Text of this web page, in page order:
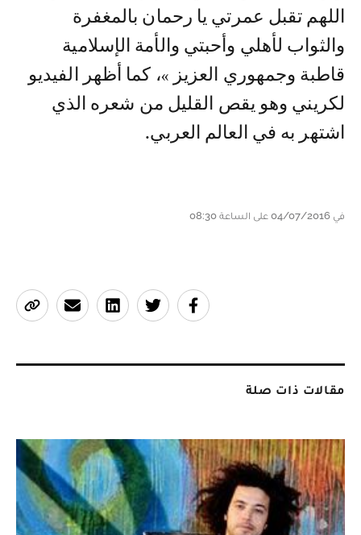
اللهم تقبل عمرتي يا رحمان بالمغفرة
والثواب لأهلي وأحبتي والأمة الإسلامية
قاطبة وجمهوري العزيز »، كما أظهر الفيديو
لکريني وهو يقص القليل من شعره الذي
اشتهر به في العالم العربي.
في 04/07/2016 على الساعة 08:30
مقالات ذات صلة